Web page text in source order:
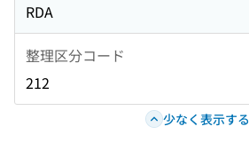
RDA
整理区分コード
212
少なく表示する